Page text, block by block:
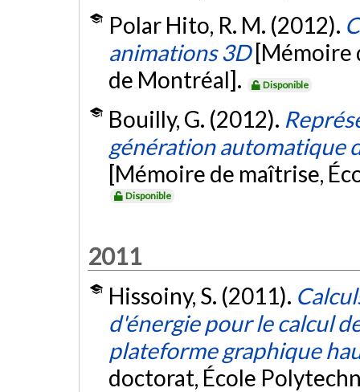
Polar Hito, R. M. (2012).
animations 3D [Mémoire
de Montréal].
Disponible
Bouilly, G. (2012).
génération automatique
[Mémoire de maîtrise,
Disponible
2011
Hissoiny, S. (2011).
d'énergie pour le calcul
plateforme graphique
doctorat, École